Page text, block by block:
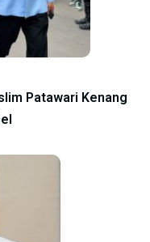
Patawari Kenang